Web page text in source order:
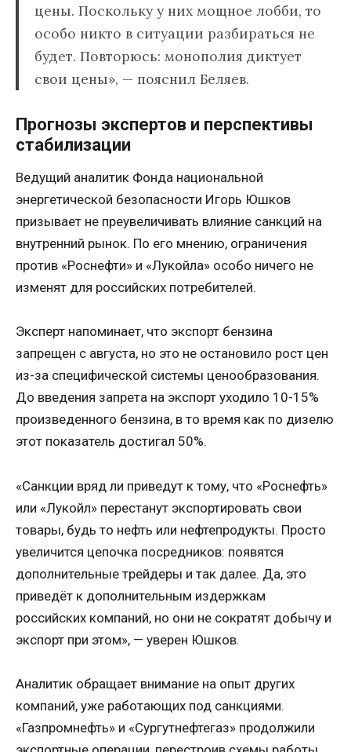
цены. Поскольку у них мощное лобби, то
особо никто в ситуации разбираться не
будет. Повторюсь: монополия диктует
свои цены», — пояснил Беляев.
Прогнозы экспертов и перспективы
стабилизации
Ведущий аналитик Фонда национальной
энергетической безопасности Игорь Юшков
призывает не преувеличивать влияние санкций на
внутренний рынок. По его мнению, ограничения
против «Роснефти» и «Лукойла» особо ничего не
изменят для российских потребителей.
Эксперт напоминает, что экспорт бензина
запрещен с августа, но это не остановило рост цен
из-за специфической системы ценообразования.
До введения запрета на экспорт уходило 10-15%
произведенного бензина, в то время как по дизелю
этот показатель достигал 50%.
«Санкции вряд ли приведут к тому, что «Роснефть»
или «Лукойл» перестанут экспортировать свои
товары, будь то нефть или нефтепродукты. Просто
увеличится цепочка посредников: появятся
дополнительные трейдеры и так далее. Да, это
приведёт к дополнительным издержкам
российских компаний, но они не сократят добычу и
экспорт при этом», — уверен Юшков.
Аналитик обращает внимание на опыт других
компаний, уже работающих под санкциями.
«Газпромнефть» и «Сургутнефтегаз» продолжили